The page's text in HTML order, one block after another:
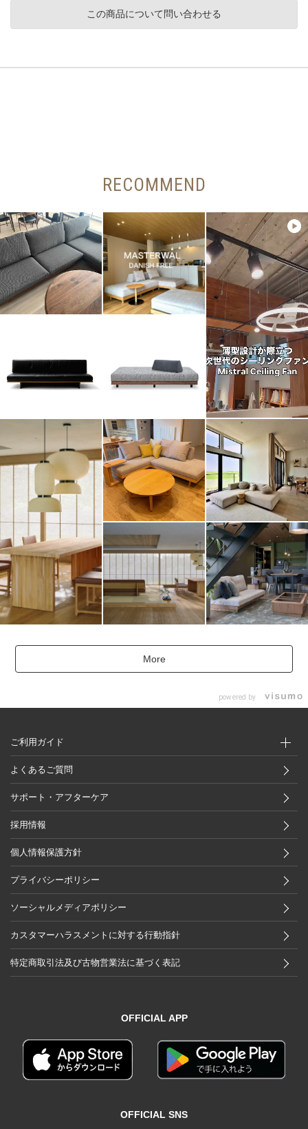
この商品について問い合わせる
RECOMMEND
More
powered by
ご利用ガイド
よくあるご質問
サポート・アフターケア
採用情報
個人情報保護方針
プライバシーポリシー
ソーシャルメディアポリシー
カスタマーハラスメントに対する行動指針
特定商取引法及び古物営業法に基づく表記
OFFICIAL APP
OFFICIAL SNS